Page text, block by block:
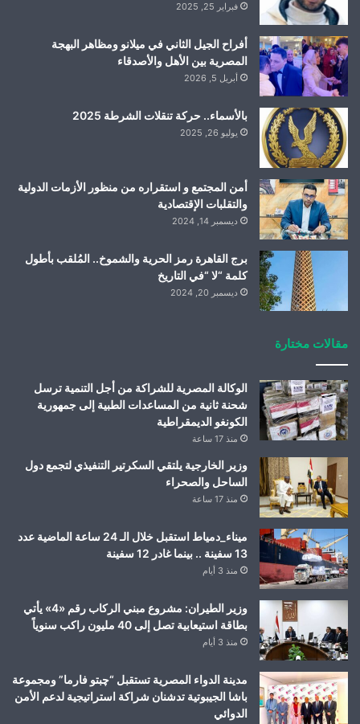
فبراير 25, 2025
أفراح الجيل الثاني في ميلانو ومظاهر البهجة
المصرية بين الأهل والأصدقاء
أبريل 5, 2026
بالأسماء.. حركة تنقلات الشرطة 2025
يوليو 26, 2025
أمن المجتمع و استقراره من منظور الأزمات الدولية
والتقلبات الإقتصادية
ديسمبر 14, 2024
برج القاهرة رمز الحرية والشموخ.. المُلقب بأطول
كلمة “لا “في التاريخ
ديسمبر 20, 2024
مقالات مختارة
الوكالة المصرية للشراكة من أجل التنمية ترسل
شحنة ثانية من المساعدات الطبية إلى جمهورية
الكونغو الديمقراطية
منذ 17 ساعة
وزير الخارجية يلتقي السكرتير التنفيذي لتجمع دول
الساحل والصحراء
منذ 17 ساعة
ميناء_دمياط استقبل خلال الـ 24 ساعة الماضية عدد
13 سفينة .. بينما غادر 12 سفينة
منذ 3 أيام
وزير الطيران: مشروع مبني الركاب رقم «4» يأتي
بطاقة استيعابية تصل إلى 40 مليون راكب سنوياً
منذ 3 أيام
مدينة الدواء المصرية تستقبل “چبتو فارما” ومجموعة
باشا الجيبوتية تدشنان شراكة استراتيجية لدعم الأمن
الدوائي